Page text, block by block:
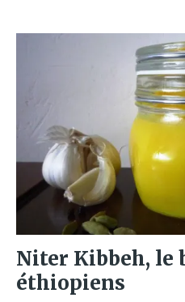
Niter Kibbeh, le
éthiopiens